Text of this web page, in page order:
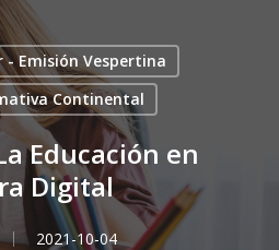
- Emisión Vespertina
Continental
Educación en
Digital
2021-10-04